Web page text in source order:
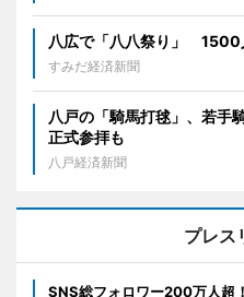
八広で「八八祭り」 1500
すみだ経済新聞
八戸の「騎馬打毬」、若
正式参拝も
八戸経済新聞
プレス
SNS総フォロワー200万人超